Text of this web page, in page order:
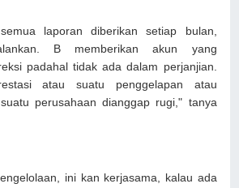
laporan diberikan setiap bulan,
B memberikan akun yang
padahal tidak ada dalam perjanjian.
atau suatu penggelapan atau
perusahaan dianggap rugi," tanya
ini kan kerjasama, kalau ada